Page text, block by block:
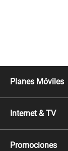
Planes Móviles
Línea Nueva
Línea Adicional
Migración
Internet & TV
Internet + TV
Promociones